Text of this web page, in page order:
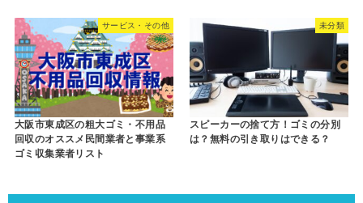
サービス・その他
大阪市東成区の粗大ゴミ・不用品
回収のオススメ民間業者と事業系
ゴミ収集業者リスト
未分類
スピーカーの捨て方！ゴミの分別
は？無料の引き取りはできる？